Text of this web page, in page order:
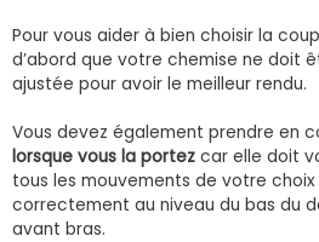
Pour vous aider à bien choisir la
d’abord que votre chemise ne doit
ajustée pour avoir le meilleur rendu.
Vous devez également prendre en
lorsque vous la portez car elle doit
tous les mouvements de votre choix
correctement au niveau du bas du
avant bras.